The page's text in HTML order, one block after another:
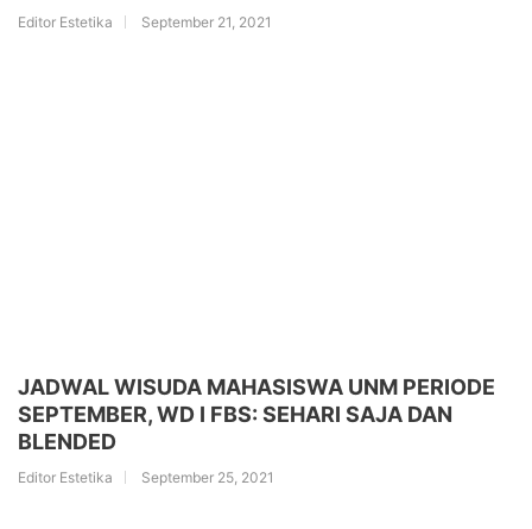
Editor Estetika September 21, 2021
JADWAL WISUDA MAHASISWA UNM PERIODE
SEPTEMBER, WD I FBS: SEHARI SAJA DAN
BLENDED
Editor Estetika September 25, 2021